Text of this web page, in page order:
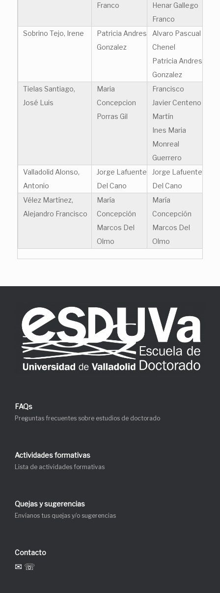
Franco
Henar Gallego
Franco
Sobrino Tejo, Irene
Patricia Andres
Gonzalez
Alvaro Pascual
Chenel
Patricia Andres
Gonzalez
Tielas Santiago,
José Luis
Maria
Concepcion
Porras Gil
Francisco
Javier Centeno
Martín
Ines Maria
Monreal
Guerrero
Valladolid Alonso,
Antonio
Jorge Lafuente
Del Cano
Jorge Lafuente
Del Cano
Vélez Martínez,
Alejandro Francisco
María
Concepción
Marcos Del
Olmo
María
Concepción
Marcos Del
Olmo
FAQs
Preguntas frecuentes sobre estudios de doctorado
Actividades formativas
Lista de actividades formativas
Quejas y sugerencias
Envíanos tus quejas y/o sugerencias
Contacto
✉ ☏